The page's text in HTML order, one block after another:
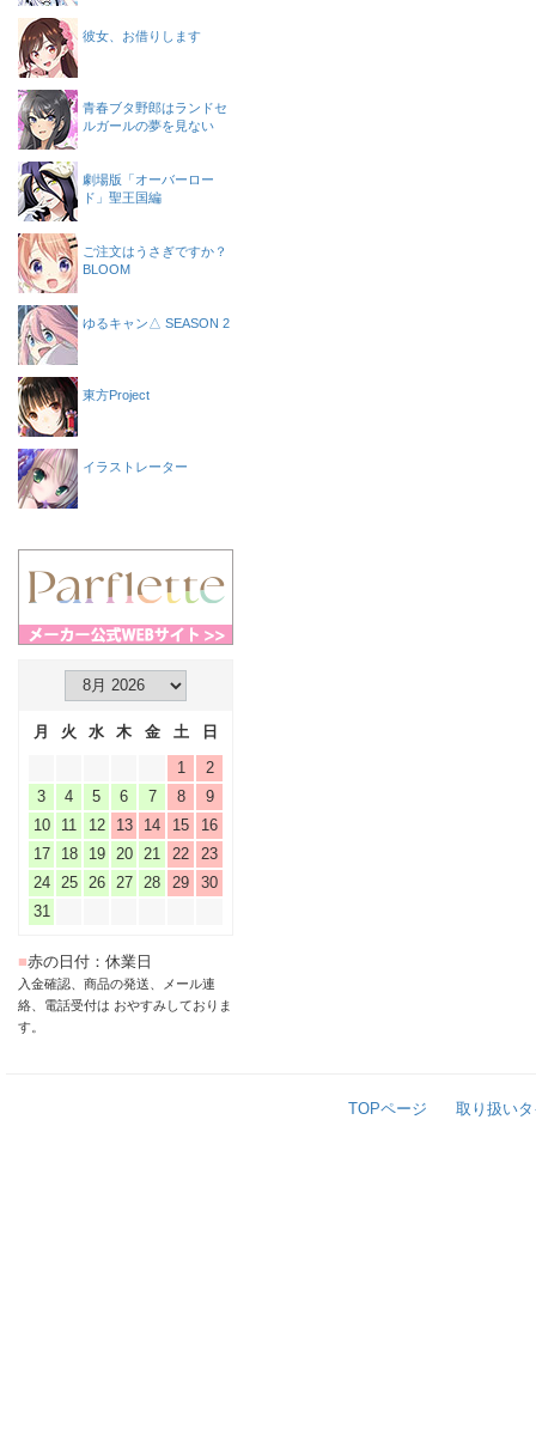
彼女、お借りします
青春ブタ野郎はランドセ
ルガールの夢を見ない
劇場版「オーバーロー
ド」聖王国編
ご注文はうさぎですか？
BLOOM
ゆるキャン△ SEASON 2
東方Project
イラストレーター
月 火 水 木 金 土
日
1
2
3
4 5 6 7 8
9
10
11 12 13 14 15
16
17
18 19 20 21 22
23
24
25 26 27 28 29
30
31
■赤の日付：休業日
入金確認、商品の発送、メール連
絡、電話受付は おやすみしておりま
す。
TOPページ 取り扱い